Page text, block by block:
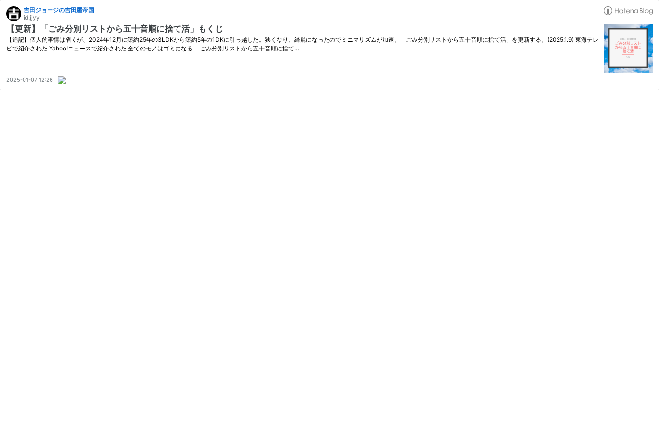
吉田ジョージの吉田屋帝国
id:jjyy
【更新】「ごみ分別リストから五十音順に捨て活」もくじ
【追記】個人的事情は省くが、2024年12月に築約25年の3LDKから築約5年の1DKに引っ越した。狭くなり、綺麗になったのでミニマリズムが加速。「ごみ分別リストから五十音順に捨て活」を更新する。(2025.1.9) 東海テレ
ビで紹介された Yahoo!ニュースで紹介された 全てのモノはゴミになる 「ごみ分別リストから五十音順に捨て…
2025-01-07 12:26